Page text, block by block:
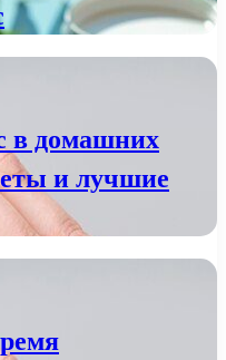
в домашних
и лучшие